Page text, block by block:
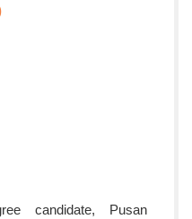
candidate, Pusan